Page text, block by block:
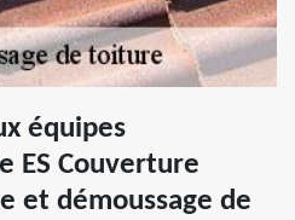
équipes
ES Couverture
et démoussage de